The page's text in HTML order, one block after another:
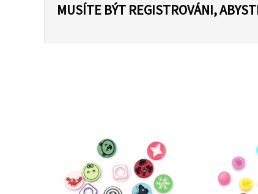
MUSÍTE BÝT REGISTROVÁNI,